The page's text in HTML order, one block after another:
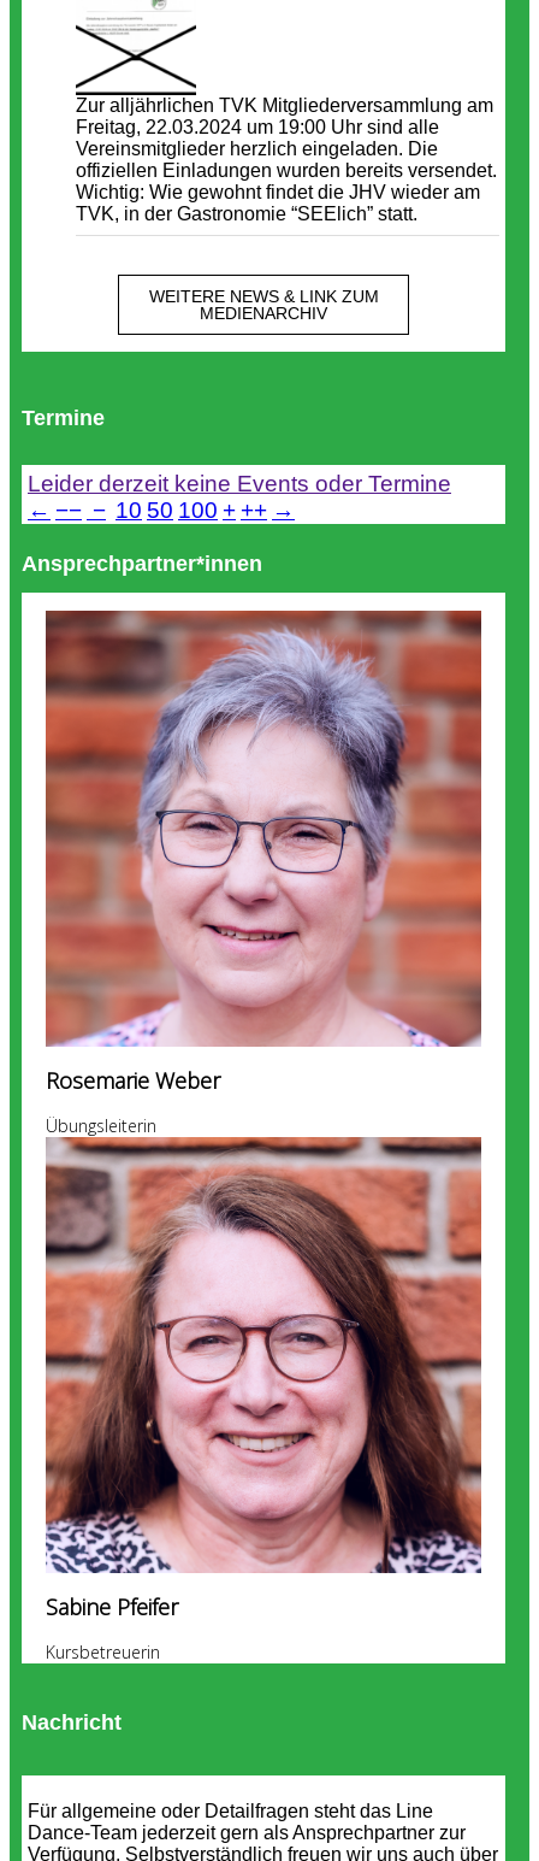
Zur alljährlichen TVK Mitgliederversammlung am
Freitag, 22.03.2024 um 19:00 Uhr sind alle
Vereinsmitglieder herzlich eingeladen. Die
offiziellen Einladungen wurden bereits versendet.
Wichtig: Wie gewohnt findet die JHV wieder am
TVK, in der Gastronomie “SEElich” statt.
WEITERE NEWS & LINK ZUM
MEDIENARCHIV
Termine
Leider derzeit keine Events oder Termine
← −− − 10 50 100 + ++ →
Ansprechpartner*innen
Rosemarie Weber
Übungsleiterin
Sabine Pfeifer
Kursbetreuerin
Nachricht
Für allgemeine oder Detailfragen steht das Line
Dance-Team jederzeit gern als Ansprechpartner zur
Verfügung. Selbstverständlich freuen wir uns auch über